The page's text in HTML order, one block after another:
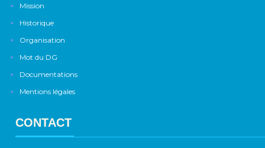
Mission
Historique
Organisation
Mot du DG
Documentations
Mentions légales
CONTACT